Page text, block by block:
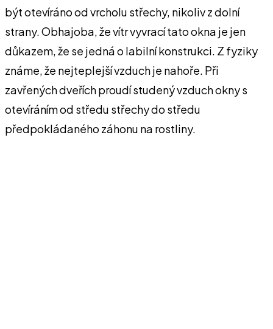
být otevíráno od vrcholu střechy, nikoliv z dolní
strany. Obhajoba, že vítr vyvrací tato okna je jen
důkazem, že se jedná o labilní konstrukci. Z fyziky
známe, že nejteplejší vzduch je nahoře. Při
zavřených dveřích proudí studený vzduch okny s
otevíráním od středu střechy do středu
předpokládaného záhonu na rostliny.